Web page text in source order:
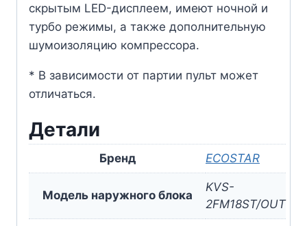
скрытым LED-дисплеем, имеют ночной и
турбо режимы, а также дополнительную
шумоизоляцию компрессора.
* В зависимости от партии пульт может
отличаться.
Детали
Бренд ECOSTAR
Модель наружного блока
KVS-
2FM18ST/OUT